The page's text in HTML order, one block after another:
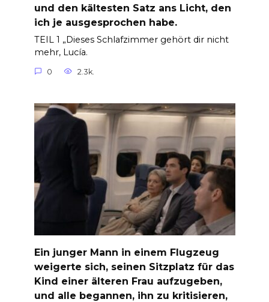
und den kältesten Satz ans Licht, den
ich je ausgesprochen habe.
TEIL 1 „Dieses Schlafzimmer gehört dir nicht
mehr, Lucía.
0 2.3k.
Ein junger Mann in einem Flugzeug
weigerte sich, seinen Sitzplatz für das
Kind einer älteren Frau aufzugeben,
und alle begannen, ihn zu kritisieren,